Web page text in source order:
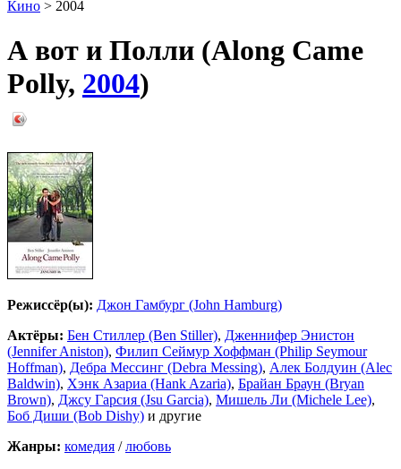
Кино > 2004
А вот и Полли (Along Came
Polly, 2004)
Режиссёр(ы): Джон Гамбург (John Hamburg)
Актёры: Бен Стиллер (Ben Stiller), Дженнифер Энистон
(Jennifer Aniston), Филип Сеймур Хоффман (Philip Seymour
Hoffman), Дебра Мессинг (Debra Messing), Алек Болдуин (Alec
Baldwin), Хэнк Азариа (Hank Azaria), Брайан Браун (Bryan
Brown), Джсу Гарсия (Jsu Garcia), Мишель Ли (Michele Lee),
Боб Диши (Bob Dishy) и другие
Жанры: комедия /любовь